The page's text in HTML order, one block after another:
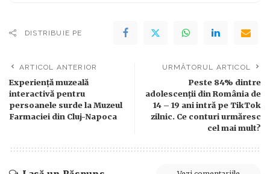
DISTRIBUIE PE
ARTICOL ANTERIOR
Experiență muzeală
interactivă pentru
persoanele surde la Muzeul
Farmaciei din Cluj-Napoca
URMĂTORUL ARTICOL
Peste 84% dintre
adolescenții din România de
14 – 19 ani intră pe TikTok
zilnic. Ce conturi urmăresc
cel mai mult?